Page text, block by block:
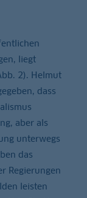
liegt
2). Helmut
dass
aber als
unterwegs
das
Regierungen
leisten